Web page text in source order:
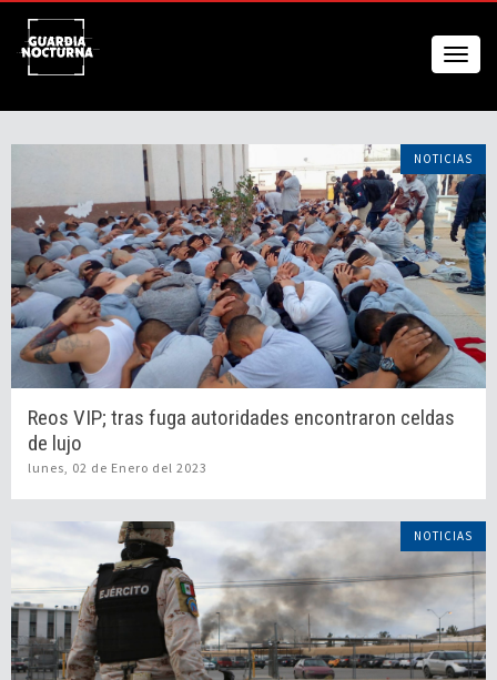
NOTICIAS
Reos VIP; tras fuga autoridades encontraron celdas
de lujo
lunes, 02 de Enero del 2023
NOTICIAS